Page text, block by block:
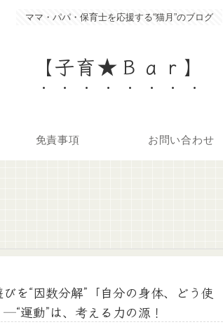
ママ・パパ・保育士を応援する“猫月”のブログ
【子育★Ｂａｒ】
免責事項 お問い合わせ
を“因数分解”「自分の身体、どう使
─“運動”は、考える力の源！